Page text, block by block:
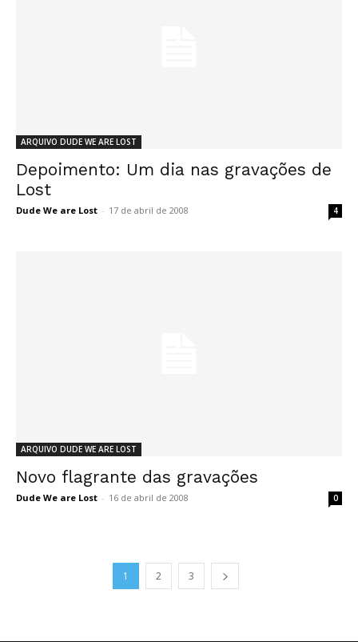
ARQUIVO DUDE WE ARE LOST
Depoimento: Um dia nas gravações de
Lost
Dude We are Lost - 17 de abril de 2008 4
ARQUIVO DUDE WE ARE LOST
Novo flagrante das gravações
Dude We are Lost - 16 de abril de 2008 0
1 2 3